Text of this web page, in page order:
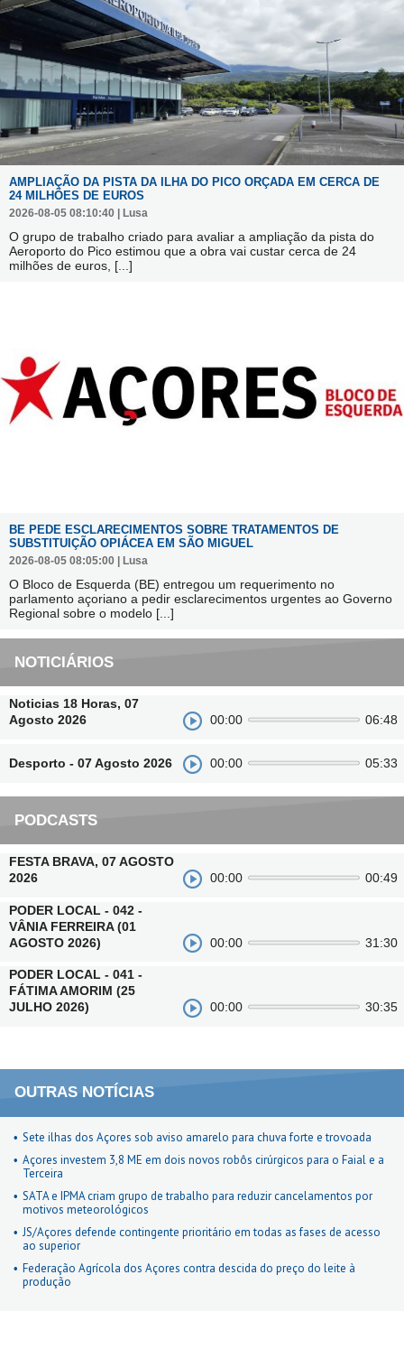
AMPLIAÇÃO DA PISTA DA ILHA DO PICO ORÇADA EM CERCA DE
24 MILHÕES DE EUROS
2026-08-05 08:10:40 | Lusa
O grupo de trabalho criado para avaliar a ampliação da pista do
Aeroporto do Pico estimou que a obra vai custar cerca de 24
milhões de euros, [...]
BE PEDE ESCLARECIMENTOS SOBRE TRATAMENTOS DE
SUBSTITUIÇÃO OPIÁCEA EM SÃO MIGUEL
2026-08-05 08:05:00 | Lusa
O Bloco de Esquerda (BE) entregou um requerimento no
parlamento açoriano a pedir esclarecimentos urgentes ao Governo
Regional sobre o modelo [...]
NOTICIÁRIOS
Noticias 18 Horas, 07
Agosto 2026
00:00 06:48
Desporto - 07 Agosto 2026 00:00 05:33
PODCASTS
FESTA BRAVA, 07 AGOSTO
2026
00:00 00:49
PODER LOCAL - 042 -
VÂNIA FERREIRA (01
AGOSTO 2026)
00:00 31:30
PODER LOCAL - 041 -
FÁTIMA AMORIM (25
JULHO 2026)
00:00 30:35
OUTRAS NOTÍCIAS
Sete ilhas dos Açores sob aviso amarelo para chuva forte e trovoada
Açores investem 3,8 ME em dois novos robôs cirúrgicos para o Faial e a
Terceira
SATA e IPMA criam grupo de trabalho para reduzir cancelamentos por
motivos meteorológicos
JS/Açores defende contingente prioritário em todas as fases de acesso
ao superior
Federação Agrícola dos Açores contra descida do preço do leite à
produção